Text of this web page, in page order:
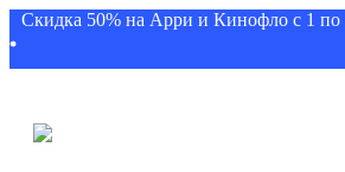
Скидка 50% на Арри и Кинофло с 1